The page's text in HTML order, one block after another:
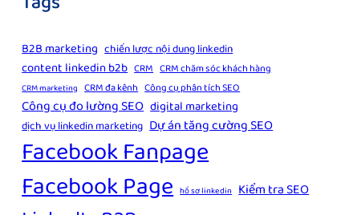
B2B marketing chiến lược nội dung linkedin
content linkedin b2b CRM CRM chăm sóc khách hàng
CRM marketing CRM đa kênh Công cụ phân tích SEO
Công cụ đo lường SEO digital marketing
dịch vụ linkedin marketing Dự án tăng cường SEO
Facebook Fanpage
Facebook Page hồ sơ linkedin Kiểm tra SEO